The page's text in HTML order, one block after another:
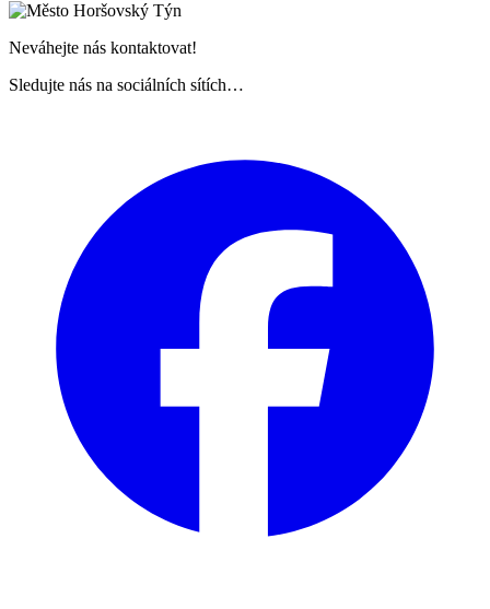
Neváhejte nás kontaktovat!
Sledujte nás na sociálních sítích…